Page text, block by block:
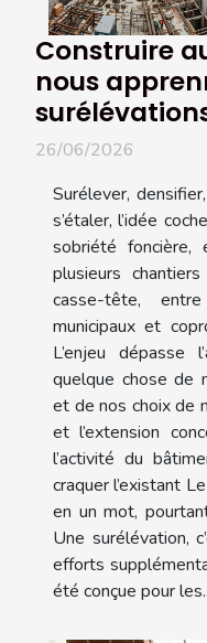
Construire
nous
26/06/2026
Surélever,
s’étaler, l’idée
sobriété foncière,
plusieurs
casse-tête,
municipaux et
L’enjeu dépasse
quelque chose de
et de nos choix de
et l’extension
l’activité du
craquer l’existant
en un mot,
Une surélévation,
efforts
été conçue pour